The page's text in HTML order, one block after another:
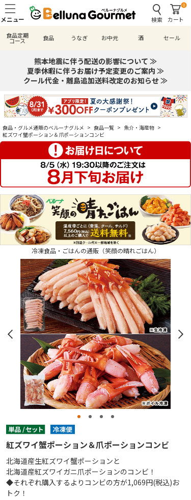
検索
0
カート
食品定期
コース 食品 うなぎ お中元 酒 セール
熊本地震に伴う配送の影響について ≫
夏季休暇に伴うお届け予定変更のご案内 ≫
クール代金・離島追加送料改定のお知らせ ≫
食品・グルメ通販のベルーナグルメ > 食品一覧 > 魚介・海産物 >
紅ズワイ蟹ポーション＆爪ポーションコンビ
冷凍食品・ごはんの通販（笑顔の晴れごはん）
紅ズワイ蟹ポーション＆爪ポーションコンビ
北海道産生紅ズワイ蟹ポーションと
北海道産紅ズワイガニ爪ポーションのコンビ！
◆それぞれ購入するよりコンビの方が1,069円(税込)お
トク！